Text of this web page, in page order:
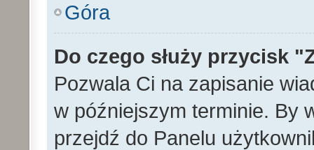
Góra
Do czego służy przycisk
Pozwala Ci na zapisanie
w późniejszym terminie. By
przejdź do Panelu